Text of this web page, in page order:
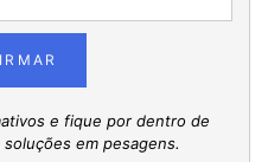
e fique por dentro de
em pesagens.